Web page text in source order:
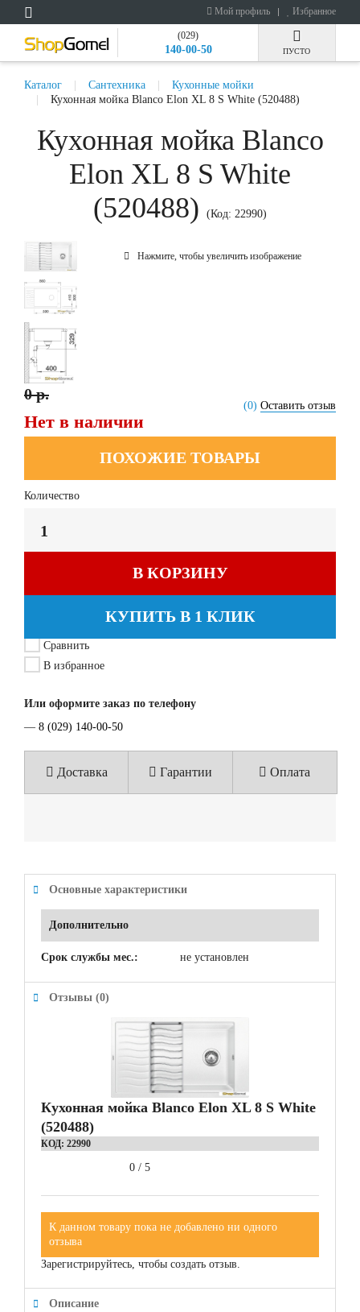
Мой профиль Избранное
(029)
140-00-50 ПУСТО
Каталог Сантехника
Кухонные мойки
Кухонная мойка Blanco Elon XL 8 S White (520488)
Кухонная мойка Blanco
Elon XL 8 S White
(520488)
(Код: 22990)
Нажмите, чтобы увеличить изображение
(0) Оставить отзыв
0 р.
Нет в наличии
ПОХОЖИЕ ТОВАРЫ
Количество
В КОРЗИНУ
КУПИТЬ В 1 КЛИК
Сравнить
В избранное
Или оформите заказ по телефону
— 8 (029) 140-00-50
Доставка Гарантии Оплата
Основные характеристики
Дополнительно
Срок службы мес.: не установлен
Отзывы (0)
Кухонная мойка Blanco Elon XL 8 S White
(520488)
КОД: 22990
0 / 5
К данном товару пока не добавлено ни одного
отзыва
Зарегистрируйтесь, чтобы создать отзыв.
Описание